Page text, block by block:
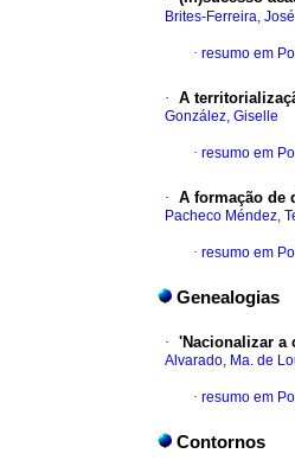
Brites-Ferreira, José
· resumo em
· A
González, Giselle
· resumo em
· A formação de
Pacheco Méndez,
· resumo em
Genealogias
· 'Nacionalizar a
Alvarado, Ma. de
· resumo em
Contornos